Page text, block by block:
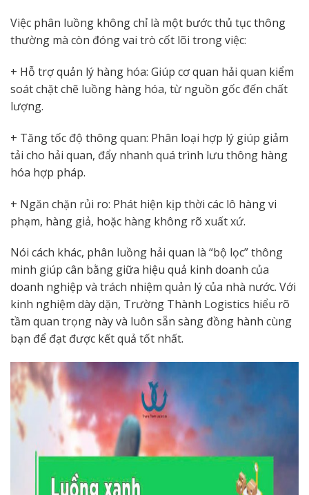
Việc phân luồng không chỉ là một bước thủ tục thông
thường mà còn đóng vai trò cốt lõi trong việc:
+ Hỗ trợ quản lý hàng hóa: Giúp cơ quan hải quan kiểm
soát chặt chẽ luồng hàng hóa, từ nguồn gốc đến chất
lượng.
+ Tăng tốc độ thông quan: Phân loại hợp lý giúp giảm
tải cho hải quan, đẩy nhanh quá trình lưu thông hàng
hóa hợp pháp.
+ Ngăn chặn rủi ro: Phát hiện kịp thời các lô hàng vi
phạm, hàng giả, hoặc hàng không rõ xuất xứ.
Nói cách khác, phân luồng hải quan là “bộ lọc” thông
minh giúp cân bằng giữa hiệu quả kinh doanh của
doanh nghiệp và trách nhiệm quản lý của nhà nước. Với
kinh nghiệm dày dặn, Trường Thành Logistics hiểu rõ
tầm quan trọng này và luôn sẵn sàng đồng hành cùng
bạn để đạt được kết quả tốt nhất.